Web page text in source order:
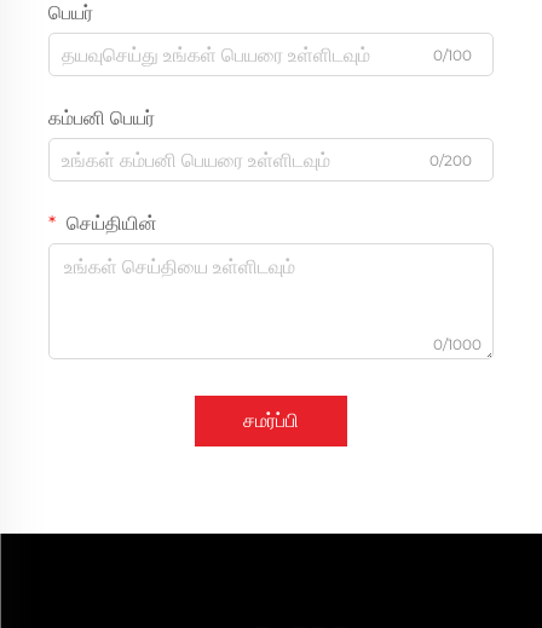
பெயர்
0/100
கம்பனி பெயர்
0/200
செய்தியின்
0/1000
சமர்ப்பி